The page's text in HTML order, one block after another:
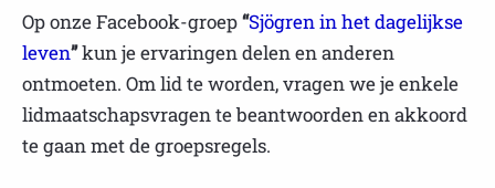
Op onze Facebook-groep“Sjögren in het dagelijkse
leven”kun je ervaringen delen en anderen
ontmoeten. Om lid te worden, vragen we je enkele
lidmaatschapsvragen te beantwoorden en akkoord
te gaan met de groepsregels.